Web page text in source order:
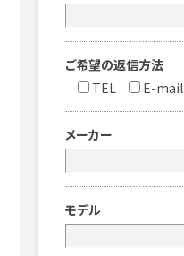
ご希望の返信方法
TEL
E-mail
メーカー
モデル